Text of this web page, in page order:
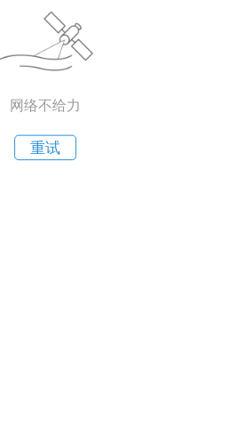
网络不给力
重试